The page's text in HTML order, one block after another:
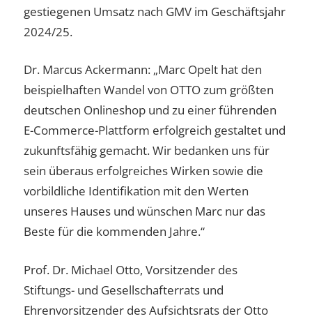
gestiegenen Umsatz nach GMV im Geschäftsjahr
2024/25.
Dr. Marcus Ackermann: „Marc Opelt hat den
beispielhaften Wandel von OTTO zum größten
deutschen Onlineshop und zu einer führenden
E-Commerce-Plattform erfolgreich gestaltet und
zukunftsfähig gemacht. Wir bedanken uns für
sein überaus erfolgreiches Wirken sowie die
vorbildliche Identifikation mit den Werten
unseres Hauses und wünschen Marc nur das
Beste für die kommenden Jahre.“
Prof. Dr. Michael Otto, Vorsitzender des
Stiftungs- und Gesellschafterrats und
Ehrenvorsitzender des Aufsichtsrats der Otto